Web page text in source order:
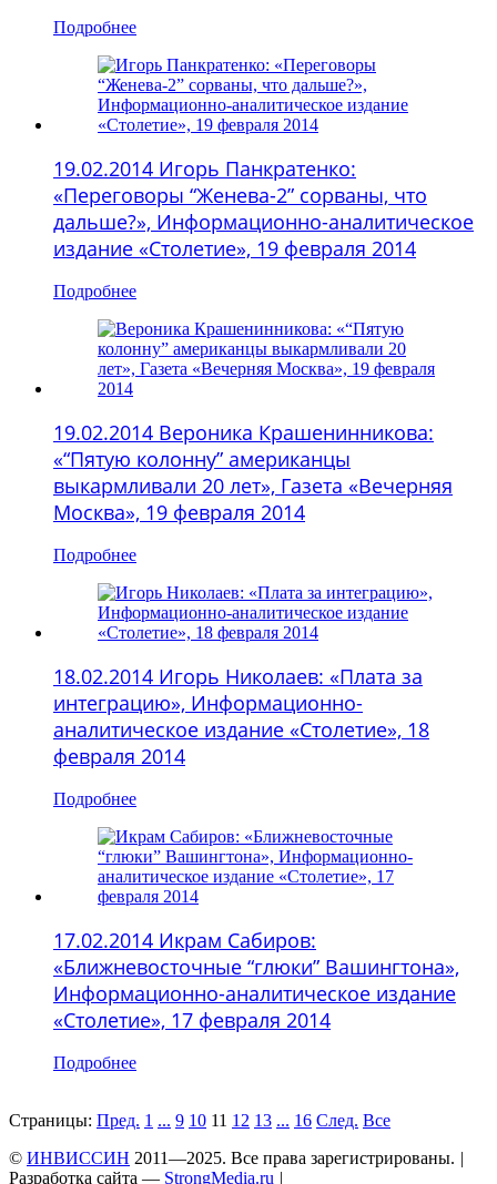
Подробнее
19.02.2014 Игорь Панкратенко:
«Переговоры “Женева-2” сорваны, что
дальше?», Информационно-аналитическое
издание «Столетие», 19 февраля 2014
Подробнее
19.02.2014 Вероника Крашенинникова:
«“Пятую колонну” американцы
выкармливали 20 лет», Газета «Вечерняя
Москва», 19 февраля 2014
Подробнее
18.02.2014 Игорь Николаев: «Плата за
интеграцию», Информационно-
аналитическое издание «Столетие», 18
февраля 2014
Подробнее
17.02.2014 Икрам Сабиров:
«Ближневосточные “глюки” Вашингтона»,
Информационно-аналитическое издание
«Столетие», 17 февраля 2014
Подробнее
Страницы: Пред. 1 ... 9 10 11 12 13 ... 16 След. Все
© ИНВИССИН 2011—2025. Все права зарегистрированы. |
Разработка сайта — StrongMedia.ru |